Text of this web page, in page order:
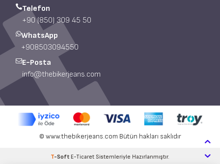
Telefon
+90 (850) 309 45 50
WhatsApp
+908503094550
E-Posta
info@thebikerjeans.com
© www.thebikerjeans.com Bütün hakları saklıdır
T-Soft E-Ticaret Sistemleriyle Hazırlanmıştır.